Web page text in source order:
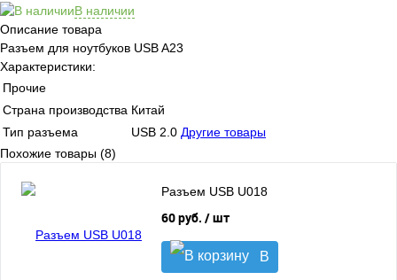
В наличии
Описание товара
Разъем для ноутбуков USB A23
Характеристики:
Прочие
Страна производства Китай
Тип разъема
USB 2.0 Другие товары
Похожие товары (8)
Разъем USB U018
60 руб. / шт
В